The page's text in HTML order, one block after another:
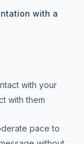
with a
with your
with them
pace to